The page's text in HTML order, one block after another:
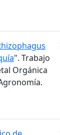
". Trabajo
Orgánica